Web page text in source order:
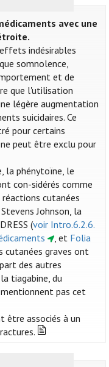
avec une
indésirables
somnolence,
et de
que l'utilisation
légère augmentation
suicidaires. Ce
pour certains
peut être exclu pour
la phénytoïne, le
con-sidérés comme
cutanées
Johnson, la
(voir Intro.6.2.6.
, et Folia
cutanées graves ont
des autres
tiagabine, du
pas cet
être associés à un